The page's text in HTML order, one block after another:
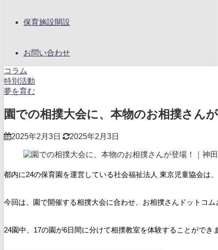
保育施設開設
お問い合わせ
コラム
特別活動
夢を育む
園での相撲大会に、本物のお相撲さん
2025年2月3日 2025年2月3日
都内に24の保育園を運営している社会福祉法人 東京児童協会は
今回は、園で開催する相撲大会に合わせ、お相撲さんドットコ
24園中、17の園が6日間に分けて相撲教室を体験することができ